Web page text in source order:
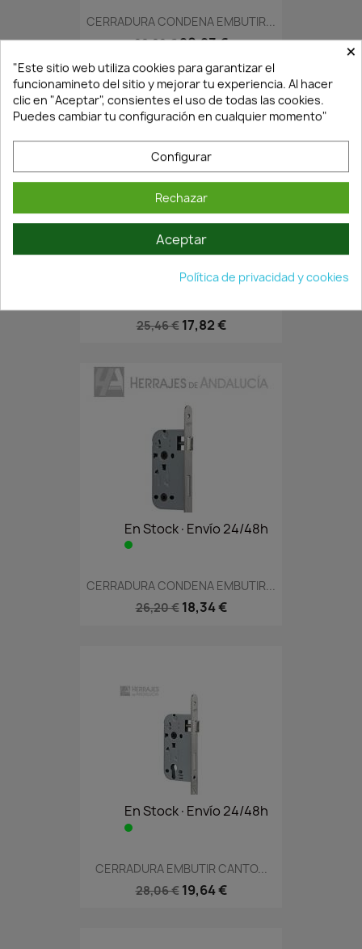
CERRADURA CONDENA EMBUTIR...
28,89 €20,23 €
En Stock·Envío 24/48h
25,46 € 17,82 €
En Stock·Envío 24/48h
CERRADURA CONDENA EMBUTIR...
26,20 € 18,34 €
En Stock·Envío 24/48h
CERRADURA EMBUTIR CANTO...
28,06 € 19,64 €
×
"Este sitio web utiliza cookies para garantizar el
funcionamineto del sitio y mejorar tu experiencia. Al hacer
clic en "Aceptar", consientes el uso de todas las cookies.
Puedes cambiar tu configuración en cualquier momento"
Configurar
Rechazar
Aceptar
Política de privacidad y cookies